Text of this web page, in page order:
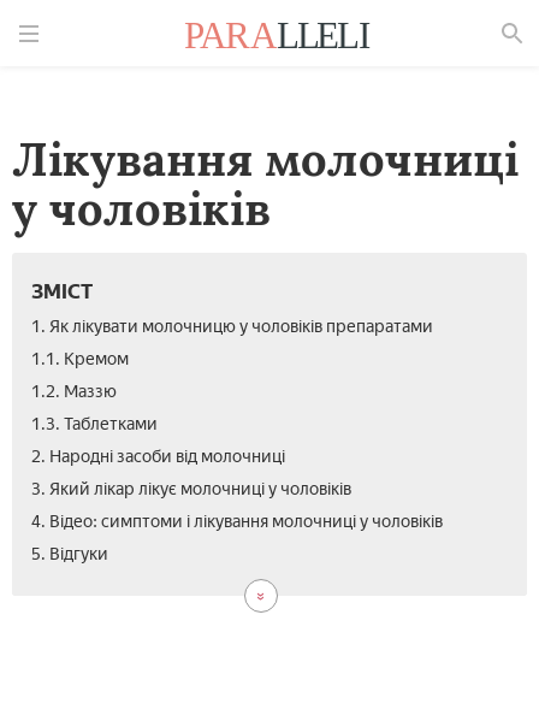
Лікування молочниці
у чоловіків
ЗМІСТ
1. Як лікувати молочницю у чоловіків препаратами
1.1. Кремом
1.2. Маззю
1.3. Таблетками
2. Народні засоби від молочниці
3. Який лікар лікує молочниці у чоловіків
4. Відео: симптоми і лікування молочниці у чоловіків
5. Відгуки